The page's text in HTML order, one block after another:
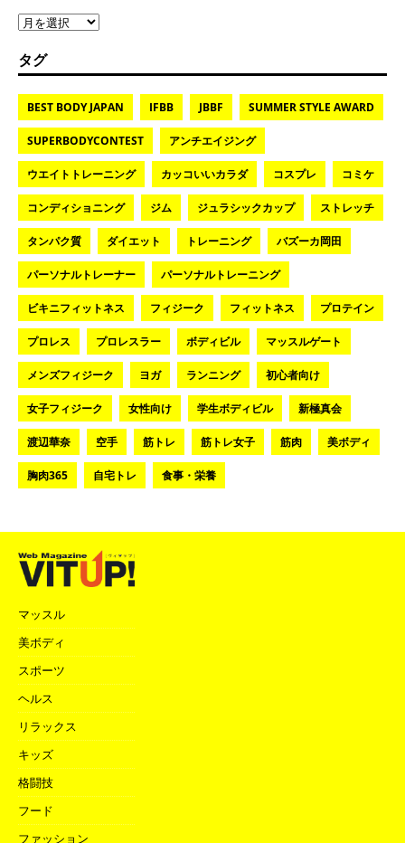
タグ
BEST BODY JAPAN IFBB JBBF SUMMER STYLE AWARD
SUPERBODYCONTEST アンチエイジング
ウエイトトレーニング カッコいいカラダ コスプレ コミケ
コンディショニング ジム ジュラシックカップ ストレッチ
タンパク質 ダイエット トレーニング バズーカ岡田
パーソナルトレーナー パーソナルトレーニング
ビキニフィットネス フィジーク フィットネス プロテイン
プロレス プロレスラー ボディビル マッスルゲート
メンズフィジーク ヨガ ランニング 初心者向け
女子フィジーク 女性向け 学生ボディビル 新極真会
渡辺華奈 空手 筋トレ 筋トレ女子 筋肉 美ボディ
胸肉365 自宅トレ 食事・栄養
マッスル
美ボディ
スポーツ
ヘルス
リラックス
キッズ
格闘技
フード
ファッション